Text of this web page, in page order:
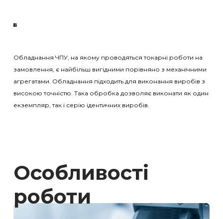
Обладнання ЧПУ, на якому проводяться токарні роботи на
замовлення, є найбільш вигідними порівняно з механічними
агрегатами. Обладнання підходить для виконання виробів з
високою точністю. Така обробка дозволяє виконати як один
екземпляр, так і серію ідентичних виробів.
Особливості
роботи